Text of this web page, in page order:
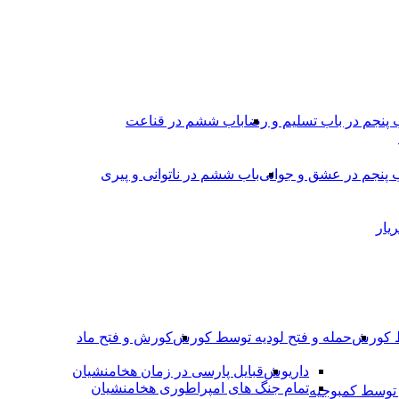
پنجم در باب تسلیم و رضاباب ششم در قناعت
پنجم در عشق و جوانىباب ششم در ناتوانى و پیرى
کورشحمله و فتح لودیه توسط کورشکورش و فتح ماد
کمبوجیه
داریوشقبایل پارسی در زمان هخامنشیان
تمام جنگ های امپراطوری هخامنشیان